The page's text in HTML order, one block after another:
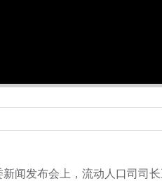
发布会上，流动人口司司长